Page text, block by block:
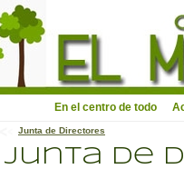
En el centro de todo
Junta de Directores
Junta de